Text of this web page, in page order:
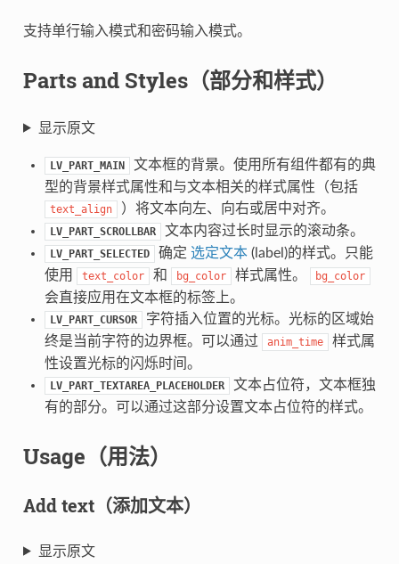
支持单行输入模式和密码输入模式。
Parts and Styles（部分和样式）
显示原文
LV_PART_MAIN
文本框的背景。使用所有组件都有的典
型的背景样式属性和与文本相关的样式属性（包括
text_align ）将文本向左、向右或居中对齐。
LV_PART_SCROLLBAR 文本内容过长时显示的滚动条。
LV_PART_SELECTED 确定 选定文本(label)的样式。只能
使用
text_color 和 bg_color 样式属性。 bg_color
会直接应用在文本框的标签上。
LV_PART_CURSOR
字符插入位置的光标。光标的区域始
终是当前字符的边界框。可以通过
anim_time
样式属
性设置光标的闪烁时间。
LV_PART_TEXTAREA_PLACEHOLDER
文本占位符，文本框独
有的部分。可以通过这部分设置文本占位符的样式。
Usage（用法）
Add text（添加文本）
显示原文